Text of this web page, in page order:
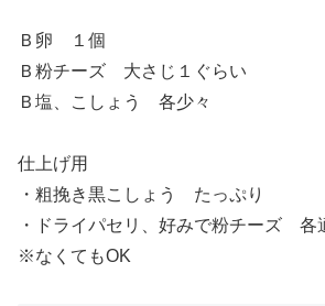
Ｂ卵 １個
Ｂ粉チーズ 大さじ１ぐらい
Ｂ塩、こしょう 各少々
仕上げ用
・粗挽き黒こしょう たっぷり
・ドライパセリ、好みで粉チーズ 各
※なくてもOK